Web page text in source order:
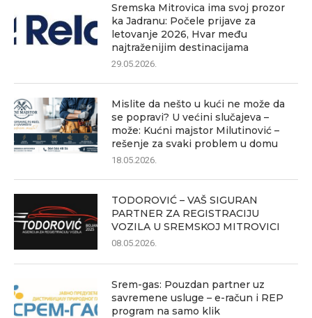
Sremska Mitrovica ima svoj prozor
ka Jadranu: Počele prijave za
letovanje 2026, Hvar među
najtraženijim destinacijama
29.05.2026.
Mislite da nešto u kući ne može da
se popravi? U većini slučajeva –
može: Kućni majstor Milutinović –
rešenje za svaki problem u domu
18.05.2026.
TODOROVIĆ – VAŠ SIGURAN
PARTNER ZA REGISTRACIJU
VOZILA U SREMSKOJ MITROVICI
08.05.2026.
Srem-gas: Pouzdan partner uz
savremene usluge – e-račun i REP
program na samo klik